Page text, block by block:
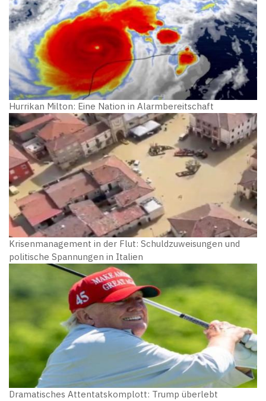
Hurrikan Milton: Eine Nation in Alarmbereitschaft
Krisenmanagement in der Flut: Schuldzuweisungen und
politische Spannungen in Italien
Dramatisches Attentatskomplott: Trump überlebt